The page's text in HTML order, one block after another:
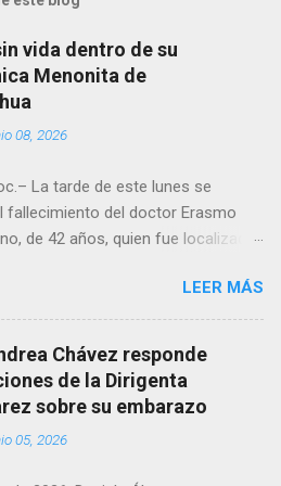
vida dentro de su
Menonita de
08, 2026
La tarde de este lunes se
fallecimiento del doctor Erasmo
de 42 años, quien fue localizado
en el kilómetro 10 del
Según reportes el médico
la vida mientras permanecía
el consultorio, por lo que
tuvieron que derribar la puerta,
se desempeñó como presidente
LEER MÁS
Chávez responde
de la Dirigenta
sobre su embarazo
05, 2026